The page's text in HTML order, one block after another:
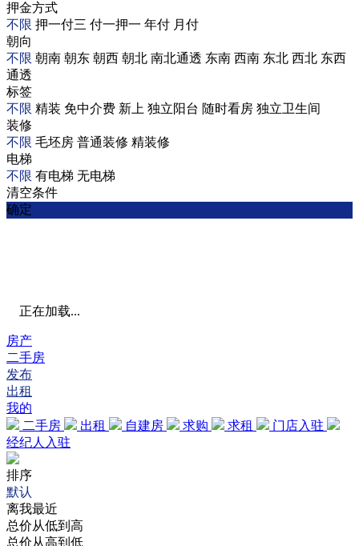
押金方式
不限 押一付三 付一押一 年付 月付
朝向
不限 朝南 朝东 朝西 朝北 南北通透 东南 西南 东北 西北 东西
通透
标签
不限 精装 免中介费 新上 独立阳台 随时看房 独立卫生间
装修
不限 毛坯房 普通装修 精装修
电梯
不限 有电梯 无电梯
清空条件
确定
正在加载...
房产
二手房
发布
出租
我的
二手房
出租 自建房 求购 求租
门店入驻
经纪人入驻
排序
默认
离我最近
总价从低到高
总价从高到低